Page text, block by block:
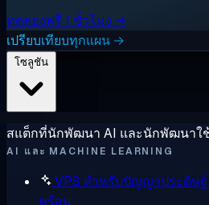
ทดลองฟรี 1 ชั่วโมง →
เปรียบเทียบทุกแผน →
สแต็กที่นักพัฒนา AI และนักพัฒนาใ
AI และ MACHINE LEARNING
VPS สำหรับปัญญาประดิษฐ์
พร้อม